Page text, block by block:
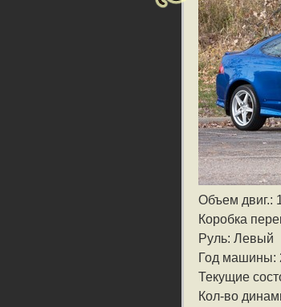
Объем двиг.:
Коробка
Руль: Левый
Год машины:
Текущие
Кол-во